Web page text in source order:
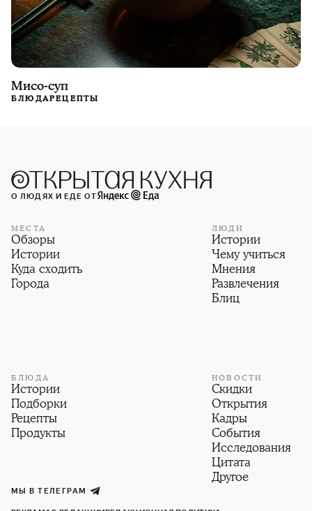
Мисо-суп
БЛЮДАРЕЦЕПТЫ
О ЛЮДЯХ И ЕДЕ ОТ
МЕСТА
Обзоры
Истории
Куда сходить
Города
ЛЮДИ
Истории
Чему учиться
Мнения
Развлечения
Блиц
БЛЮДА
Истории
Подборки
Рецепты
Продукты
НОВОСТИ
Скидки
Открытия
Кадры
События
Исследования
Цитата
Другое
МЫ В ТЕЛЕГРАМ